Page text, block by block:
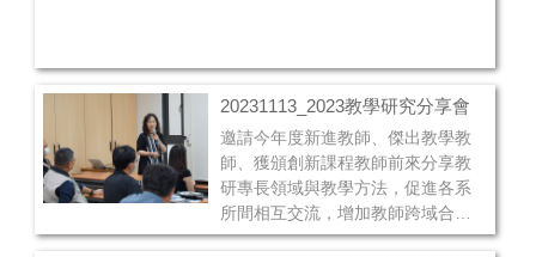
20231113_2023教學研究分享會
邀請今年度新進教師、傑出教學教
師、獲頒創新課程教師前來分享教
研專長領域與教學方法，促進各系
所間相互交流，增加教師跨域合作
之機會及創新教學模式之推展。